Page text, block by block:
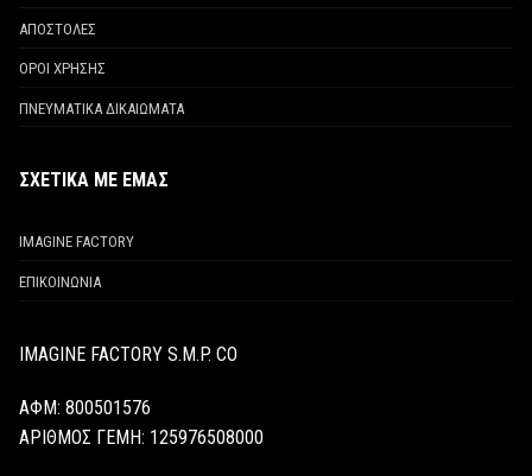
ΑΠΟΣΤΟΛΕΣ
ΟΡΟΙ ΧΡΗΣΗΣ
ΠΝΕΥΜΑΤΙΚΑ ΔΙΚΑΙΩΜΑΤΑ
ΣΧΕΤΙΚΑ ΜΕ ΕΜΑΣ
IMAGINE FACTORY
ΕΠΙΚΟΙΝΩΝΙΑ
IMAGINE FACTORY S.M.P. CO
ΑΦΜ: 800501576
ΑΡΙΘΜΟΣ ΓΕΜΗ: 125976508000